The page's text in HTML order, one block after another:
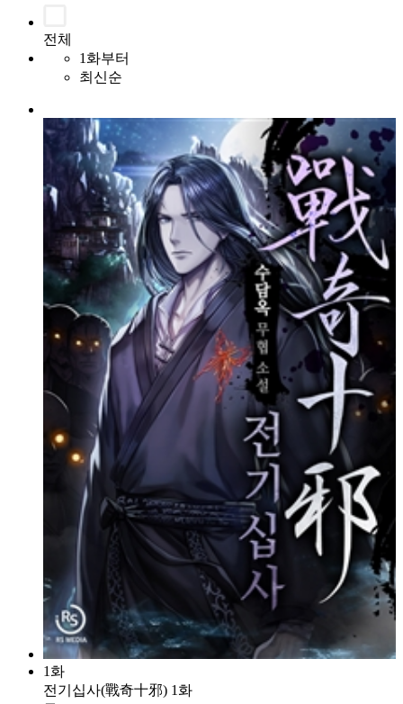
전체
1화부터
최신순
1화
전기십사(戰奇十邪) 1화